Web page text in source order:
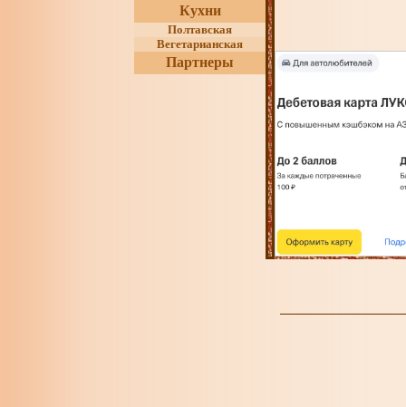
Кухни
Полтавская
Вегетарианская
Партнеры